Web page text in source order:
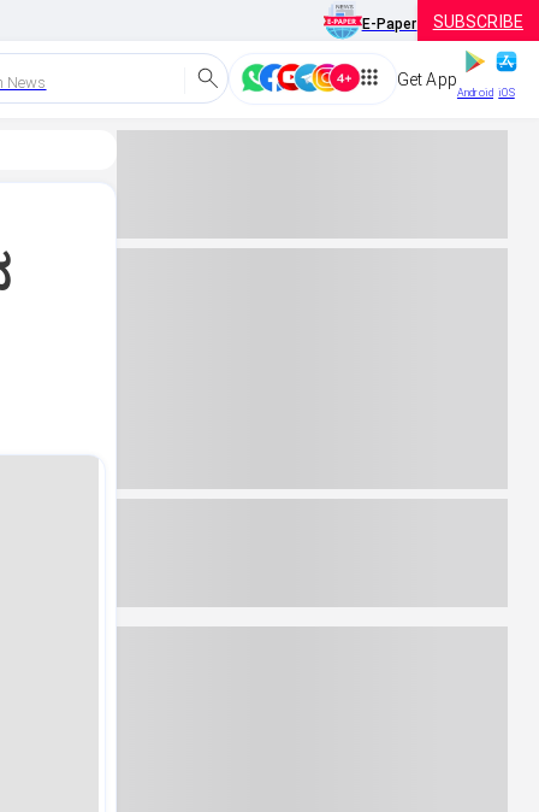
E-Paper SUBSCRIBE
News Get App
Android iOS